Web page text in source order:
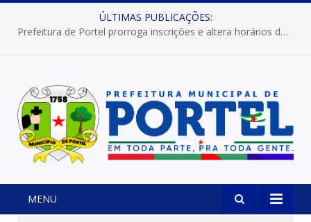
ÚLTIMAS PUBLICAÇÕES:
Prefeitura de Portel prorroga inscrições e altera horários dos concursos “Musa” e “Miss Mix Verão 2026”
MENU